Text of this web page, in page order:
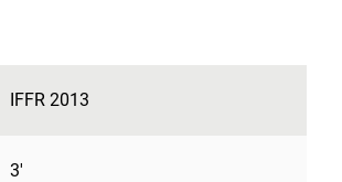
IFFR 2013
3'